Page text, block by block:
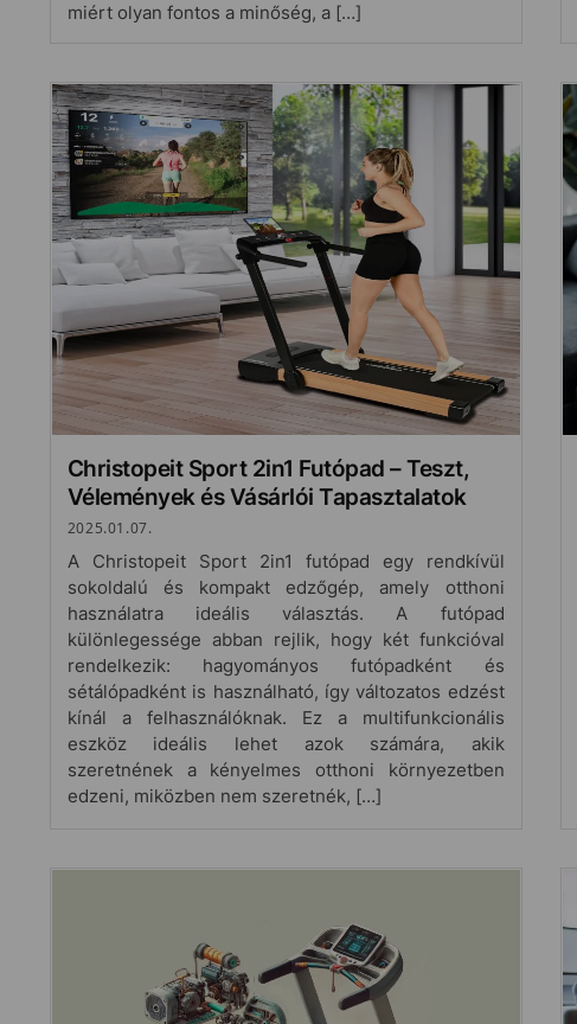
miért olyan fontos a minőség, a […]
Christopeit Sport 2in1 Futópad – Teszt,
Vélemények és Vásárlói Tapasztalatok
2025.01.07.
A Christopeit Sport 2in1 futópad egy rendkívül
sokoldalú és kompakt edzőgép, amely otthoni
használatra ideális választás. A futópad
különlegessége abban rejlik, hogy két funkcióval
rendelkezik: hagyományos futópadként és
sétálópadként is használható, így változatos edzést
kínál a felhasználóknak. Ez a multifunkcionális
eszköz ideális lehet azok számára, akik
szeretnének a kényelmes otthoni környezetben
edzeni, miközben nem szeretnék, […]